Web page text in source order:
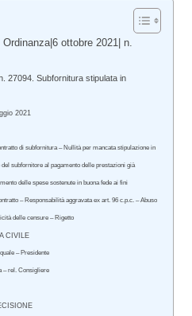
ottobre 2021| n.
27094. Subfornitura stipulata in
2021
di subfornitura – Nullità per mancata stipulazione in
subfornitore al pagamento delle prestazioni già
delle spese sostenute in buona fede ai fini
– Responsabilità aggravata ex art. 96 c.p.c. – Abuso
delle censure – Rigetto
CIVILE
– Presidente
– rel. Consigliere